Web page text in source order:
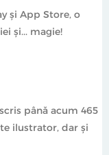
și App Store, o
și... magie!
până acum 465
ilustrator, dar și